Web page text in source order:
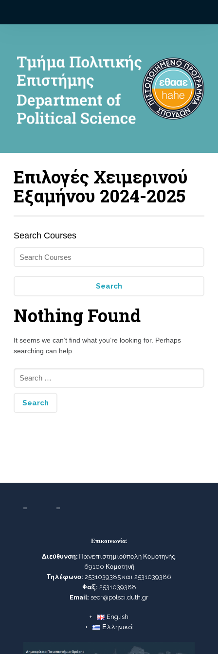
Επιλογές Χειμερινού
Εξαμήνου 2024-2025
Search Courses
Nothing Found
It seems we can’t find what you’re looking for. Perhaps
searching can help.
Επικοινωνία:
Διεύθυνση: Πανεπιστημιούπολη Κομοτηνής,
69100 Κομοτηνή
Τηλέφωνο: 2531039385 και 2531039386
Φαξ: 2531039388
Email: secr@polsci.duth.gr
English
Ελληνικά